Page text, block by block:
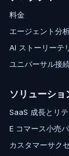
料金
エージェント分
AI ストーリーテ
ユニバーサル接
ソリューショ
SaaS 成長とリ
E コマース小売
カスタマーサク